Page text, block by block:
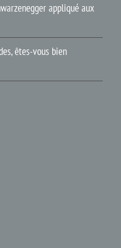
appliqué aux
êtes-vous bien